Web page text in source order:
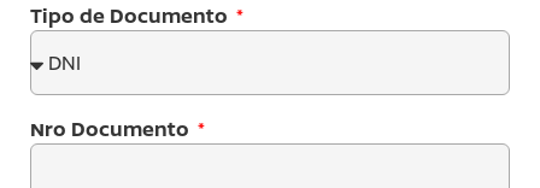
Tipo de Documento
Nro Documento